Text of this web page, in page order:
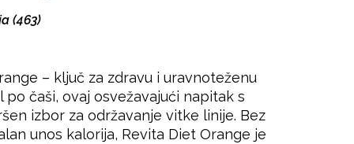
(463)
– ključ za zdravu i uravnoteženu
po čaši, ovaj osvežavajući napitak s
izbor za održavanje vitke linije. Bez
unos kalorija, Revita Diet Orange je